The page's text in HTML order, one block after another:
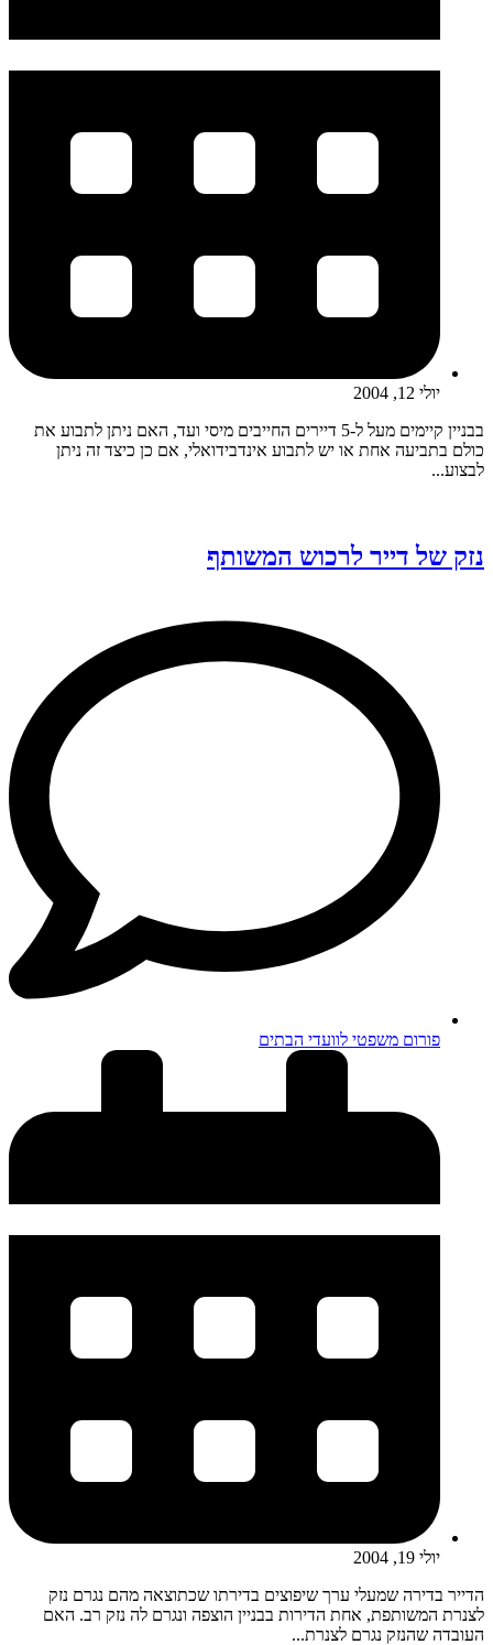
יולי 12, 2004
בבניין קיימים מעל ל-5 דיירים החייבים מיסי ועד, האם ניתן לתבוע את
כולם בתביעה אחת או יש לתבוע אינדבידואלי, אם כן כיצד זה ניתן
לבצוע...
נזק של דייר לרכוש המשותף
פורום משפטי לוועדי הבתים
יולי 19, 2004
הדייר בדירה שמעלי ערך שיפוצים בדירתו שכתוצאה מהם נגרם נזק
לצנרת המשותפת, אחת הדירות בבניין הוצפה ונגרם לה נזק רב. האם
העובדה שהנזק נגרם לצנרת...